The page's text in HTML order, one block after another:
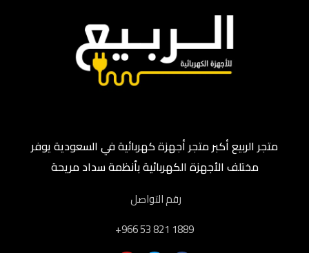
متجر الربيع أكبر متجر أجهزة كهربائية في السعودية يوفر
مختلف الأجهزة الكهربائية بأنظمة سداد مريحة
رقم التواصل
‎+966 53 821 1889